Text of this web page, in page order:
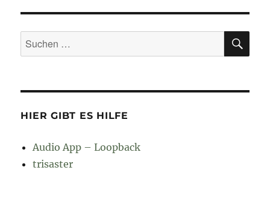
Suchen
nach:
HIER GIBT ES HILFE
Audio App – Loopback
trisaster